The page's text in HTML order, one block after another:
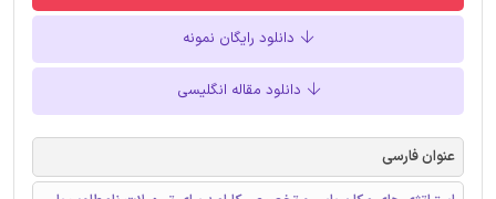
دانلود رایگان نمونه
دانلود مقاله انگلیسی
عنوان فارسی